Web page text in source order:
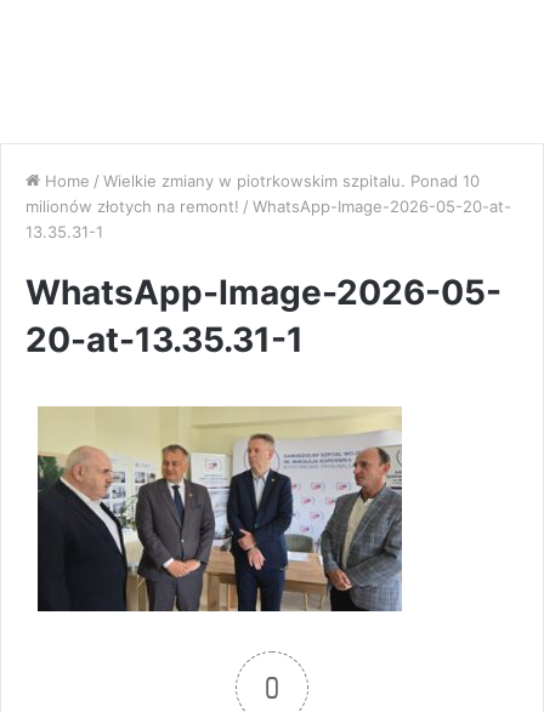
Home / Wielkie zmiany w piotrkowskim szpitalu. Ponad 10
milionów złotych na remont! / WhatsApp-Image-2026-05-20-at-
13.35.31-1
WhatsApp-Image-2026-05-
20-at-13.35.31-1
0